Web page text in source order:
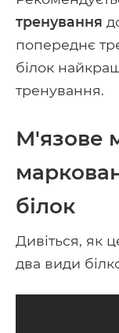
тренування
попереднє
білок
тренування.
М'язове
білок
Дивіться, як
два види